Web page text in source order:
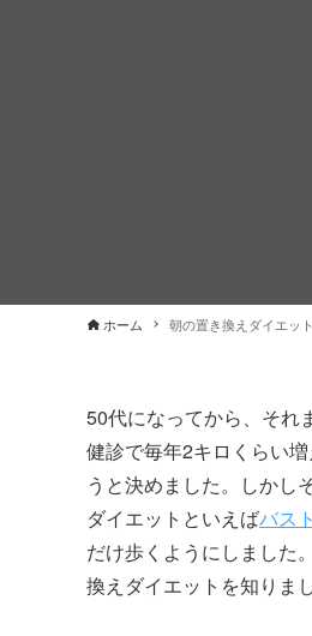
ホーム 朝の置き換えダイエッ
50代になってから、それ
健診で毎年2キロくらい
うと決めました。しかし
ダイエットといえばバス
だけ歩くようにしました
換えダイエットを知りまし